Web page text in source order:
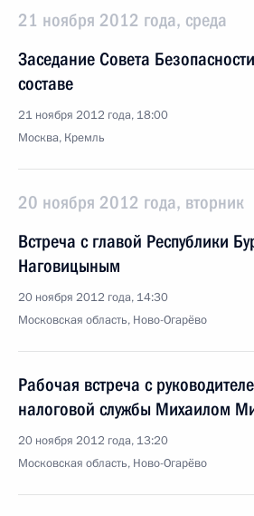
21 ноября 2012 года, среда
Заседание Совета
составе
21 ноября 2012 года, 18:00
Москва, Кремль
20 ноября 2012 года, вторник
Встреча с главой Республики
Наговицыным
20 ноября 2012 года, 14:30
Московская область, Ново-Огарёво
Рабочая встреча с
налоговой службы Михаилом
20 ноября 2012 года, 13:20
Московская область, Ново-Огарёво